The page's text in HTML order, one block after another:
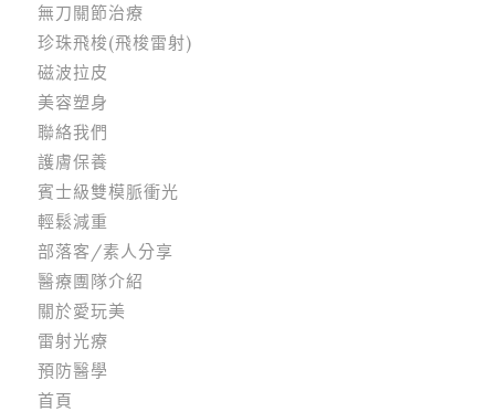
無刀關節治療
珍珠飛梭(飛梭雷射)
磁波拉皮
美容塑身
聯絡我們
護膚保養
賓士級雙模脈衝光
輕鬆減重
部落客/素人分享
醫療團隊介紹
關於愛玩美
雷射光療
預防醫學
首頁